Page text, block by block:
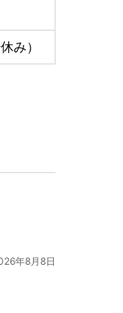
み）
年8月8日